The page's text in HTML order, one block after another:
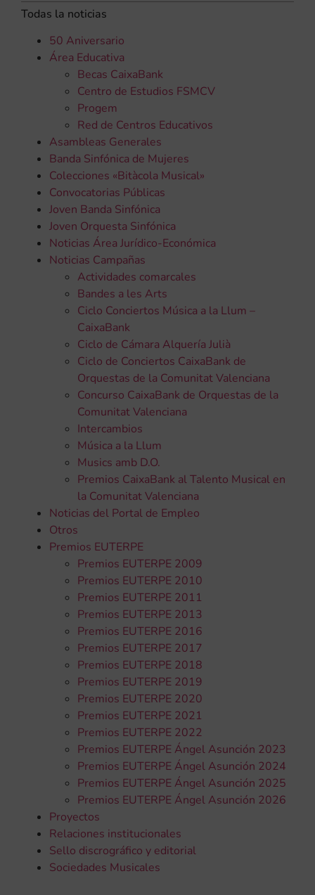
Todas la noticias
50 Aniversario
Área Educativa
Becas CaixaBank
Centro de Estudios FSMCV
Progem
Red de Centros Educativos
Asambleas Generales
Banda Sinfónica de Mujeres
Colecciones «Bitàcola Musical»
Convocatorias Públicas
Joven Banda Sinfónica
Joven Orquesta Sinfónica
Noticias Área Jurídico-Económica
Noticias Campañas
Actividades comarcales
Bandes a les Arts
Ciclo Conciertos Música a la Llum –
CaixaBank
Ciclo de Cámara Alquería Julià
Ciclo de Conciertos CaixaBank de
Orquestas de la Comunitat Valenciana
Concurso CaixaBank de Orquestas de la
Comunitat Valenciana
Intercambios
Música a la Llum
Musics amb D.O.
Premios CaixaBank al Talento Musical en
la Comunitat Valenciana
Noticias del Portal de Empleo
Otros
Premios EUTERPE
Premios EUTERPE 2009
Premios EUTERPE 2010
Premios EUTERPE 2011
Premios EUTERPE 2013
Premios EUTERPE 2016
Premios EUTERPE 2017
Premios EUTERPE 2018
Premios EUTERPE 2019
Premios EUTERPE 2020
Premios EUTERPE 2021
Premios EUTERPE 2022
Premios EUTERPE Ángel Asunción 2023
Premios EUTERPE Ángel Asunción 2024
Premios EUTERPE Ángel Asunción 2025
Premios EUTERPE Ángel Asunción 2026
Proyectos
Relaciones institucionales
Sello discrográfico y editorial
Sociedades Musicales